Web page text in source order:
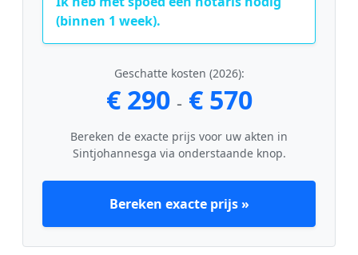
(binnen 1 week).
Geschatte kosten (2026):
€ 290 - € 570
Bereken de exacte prijs voor uw akten in
Sintjohannesga via onderstaande knop.
Bereken exacte prijs »